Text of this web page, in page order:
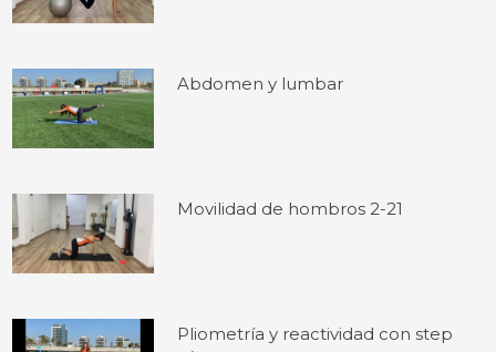
Abdomen y lumbar
Movilidad de hombros 2-21
Pliometría y reactividad con step